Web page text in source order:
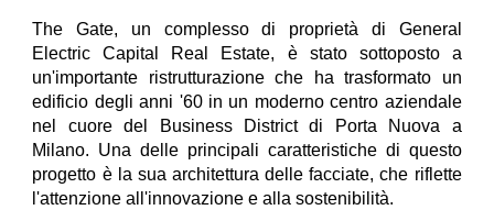
The Gate, un complesso di proprietà di General
Electric Capital Real Estate, è stato sottoposto a
un'importante ristrutturazione che ha trasformato un
edificio degli anni '60 in un moderno centro aziendale
nel cuore del Business District di Porta Nuova a
Milano. Una delle principali caratteristiche di questo
progetto è la sua architettura delle facciate, che riflette
l'attenzione all'innovazione e alla sostenibilità.